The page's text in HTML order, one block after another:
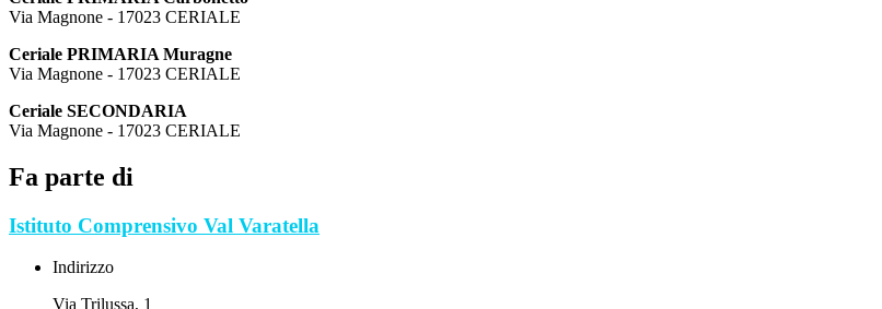
Via Magnone - 17023 CERIALE
Ceriale PRIMARIA Muragne
Via Magnone - 17023 CERIALE
Ceriale SECONDARIA
Via Magnone - 17023 CERIALE
Fa parte di
Istituto Comprensivo Val Varatella
Indirizzo
Via Trilussa, 1